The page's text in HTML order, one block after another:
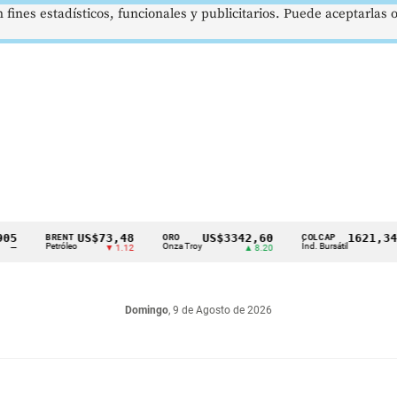
BRENT
Petróleo
US$73,48
▼ 1.12
ORO
Onza Troy
US$3342,60 COLCAP
Índ. Bursátil
1621,34 pts
Domingo, 9 de Agosto de 2026
estadísticos, funcionales y publicitarios. Puede aceptarlas